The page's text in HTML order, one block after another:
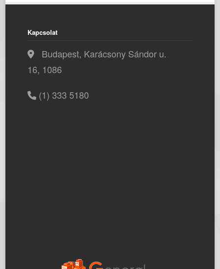
Kapcsolat
Budapest, Karácsony Sándor u.
16, 1086
(1) 333 5180